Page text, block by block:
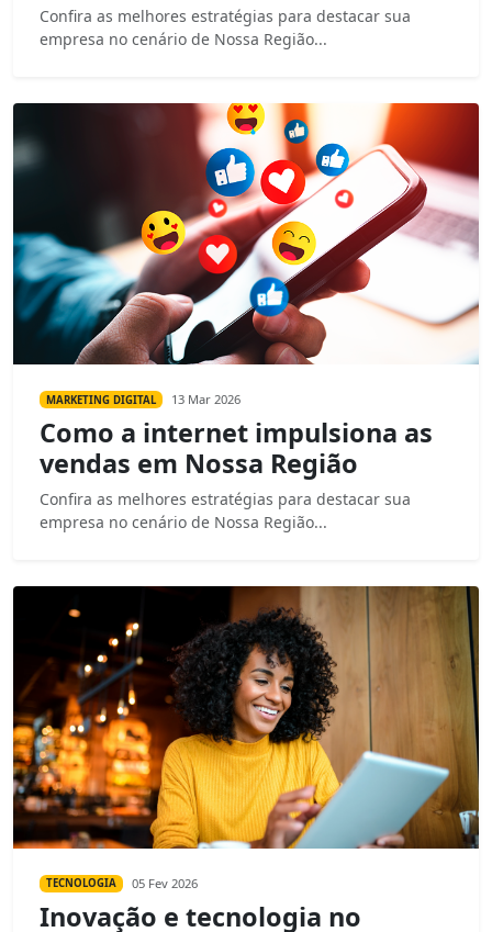
Confira as melhores estratégias para destacar sua
empresa no cenário de Nossa Região...
MARKETING DIGITAL 13 Mar 2026
Como a internet impulsiona as
vendas em Nossa Região
Confira as melhores estratégias para destacar sua
empresa no cenário de Nossa Região...
TECNOLOGIA 05 Fev 2026
Inovação e tecnologia no